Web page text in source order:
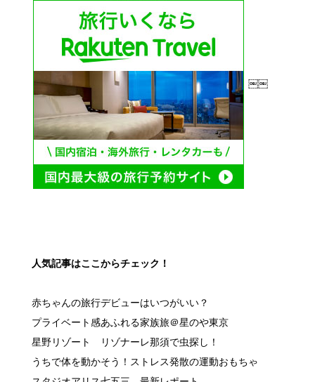
￼￼
人気記事はここからチェック！
赤ちゃんの旅行デビューはいつがいい？
プライベート感あふれる家族旅＠星のや東京
星野リゾート リゾナーレ那須で虫探し！
うちで体を動かそう！ストレス発散の運動おもちゃ